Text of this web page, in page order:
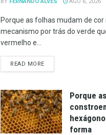
Porque as folhas mudam de cor
mecanismo por trás do verde
vermelho e...
READ MOREDETAILS
Porque
forma